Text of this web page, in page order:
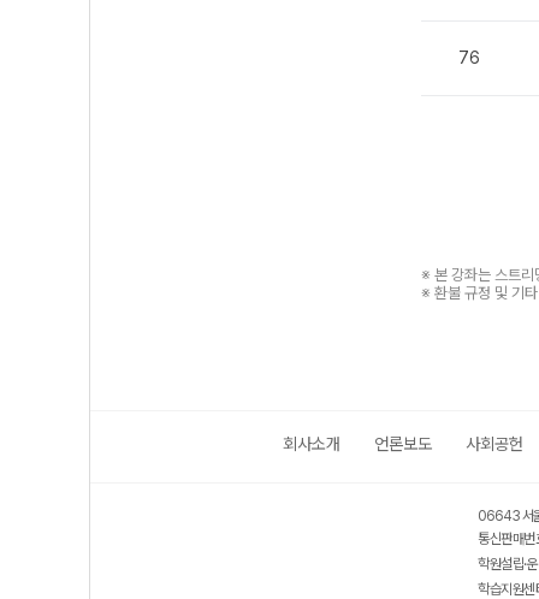
76
※ 본 강좌는 스트리
※ 환불 규정 및 기
회사소개 언론보도 사회공헌
06643 서
통신판매
학원설립·
학습지원